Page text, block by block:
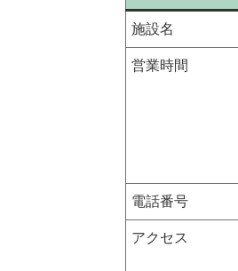
施設名
営業時間
電話番号
アクセス